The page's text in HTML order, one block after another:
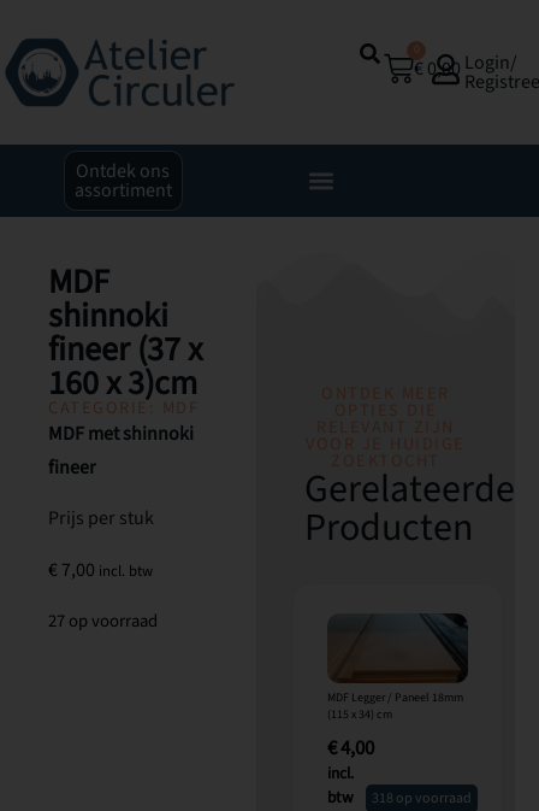
€ 0,00 Login/
Ontdek ons
assortiment
MDF
shinnoki
fineer (37 x
160 x 3)cm
CATEGORIE: MDF
MDF met shinnoki
fineer
Prijs per stuk
€7,00 incl. btw
27 op voorraad
ONTDEK MEER
OPTIES DIE
RELEVANT ZIJN
VOOR JE HUIDIGE
ZOEKTOCHT
Gerelateerde
Producten
MDF Legger / Paneel 18mm
(115 x 34) cm
€4,00
incl.
btw
318 op voorraad